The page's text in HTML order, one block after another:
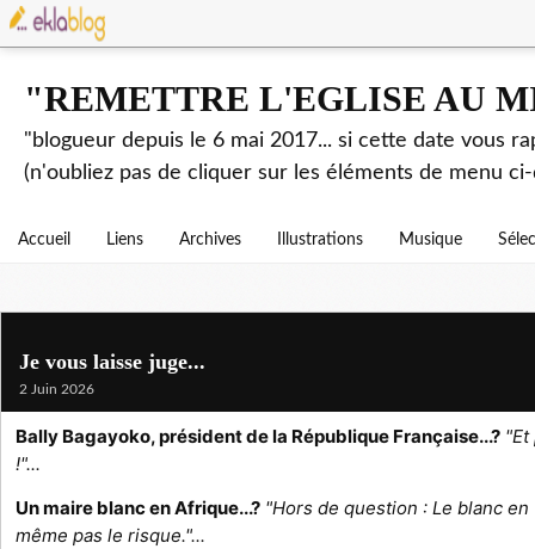
"REMETTRE L'EGLISE AU
"blogueur depuis le 6 mai 2017... si cette date vous
(n'oubliez pas de cliquer sur les éléments de menu
Accueil Liens Archives Illustrations Musique
Je vous laisse juge...
2 Juin 2026
Bally Bagayoko, président de la République Française...? "Et
!"...
Un maire blanc en Afrique...? "Hors de question : Le blanc
même pas le risque."...